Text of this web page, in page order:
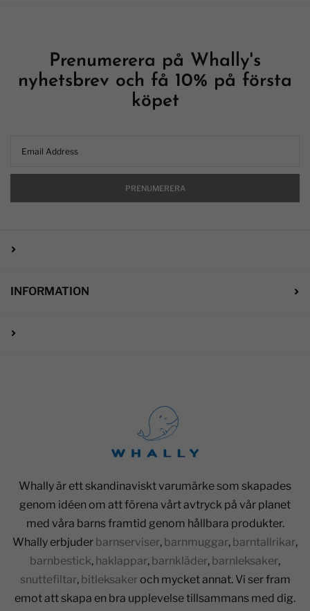
Prenumerera på Whally's
nyhetsbrev och få 10% på första
köpet
PRENUMERERA
Whally är ett skandinaviskt varumärke som skapades
genom idéen om att förena vårt avtryck på vår planet
med våra barns framtid genom hållbara produkter.
Whally erbjuder barnserviser, barnmuggar, barntallrikar,
barnbestick, haklappar, barnkläder, barnleksaker,
snuttefiltar, bitleksakeroch mycket annat. Vi ser fram
emot att skapa en bra upplevelse tillsammans med dig.
INFORMATION